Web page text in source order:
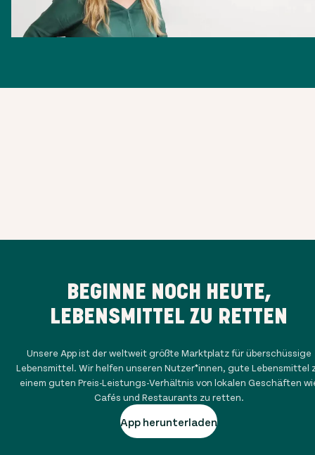
BEGINNE NOCH HEUTE,
LEBENSMITTEL ZU RETTEN
Unsere App ist der weltweit größte Marktplatz für überschüssige
Lebensmittel. Wir helfen unseren Nutzer*innen, gute Lebensmittel
einem guten Preis-Leistungs-Verhältnis von lokalen Geschäften
Cafés und Restaurants zu retten.
App herunterladen